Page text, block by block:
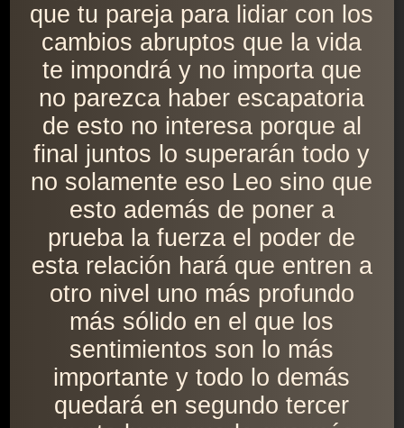
que tu pareja para lidiar con los
cambios abruptos que la vida
te impondrá y no importa que
no parezca haber escapatoria
de esto no interesa porque al
final juntos lo superarán todo y
no solamente eso Leo sino que
esto además de poner a
prueba la fuerza el poder de
esta relación hará que entren a
otro nivel uno más profundo
más sólido en el que los
sentimientos son lo más
importante y todo lo demás
quedará en segundo tercer